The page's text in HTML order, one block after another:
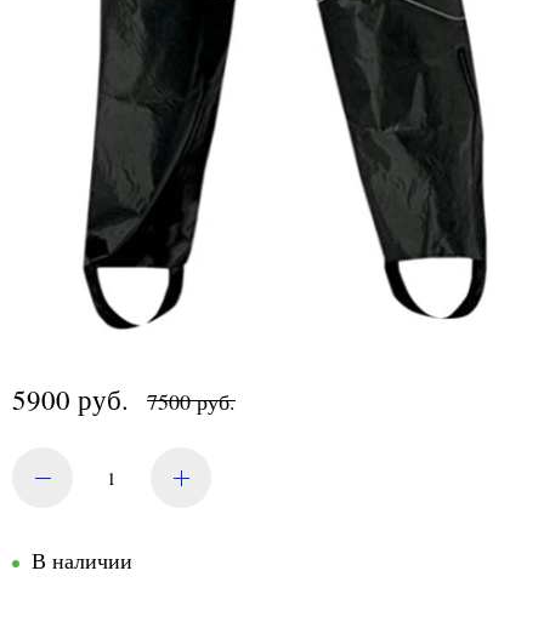
5900 руб. 7500 руб.
В наличии